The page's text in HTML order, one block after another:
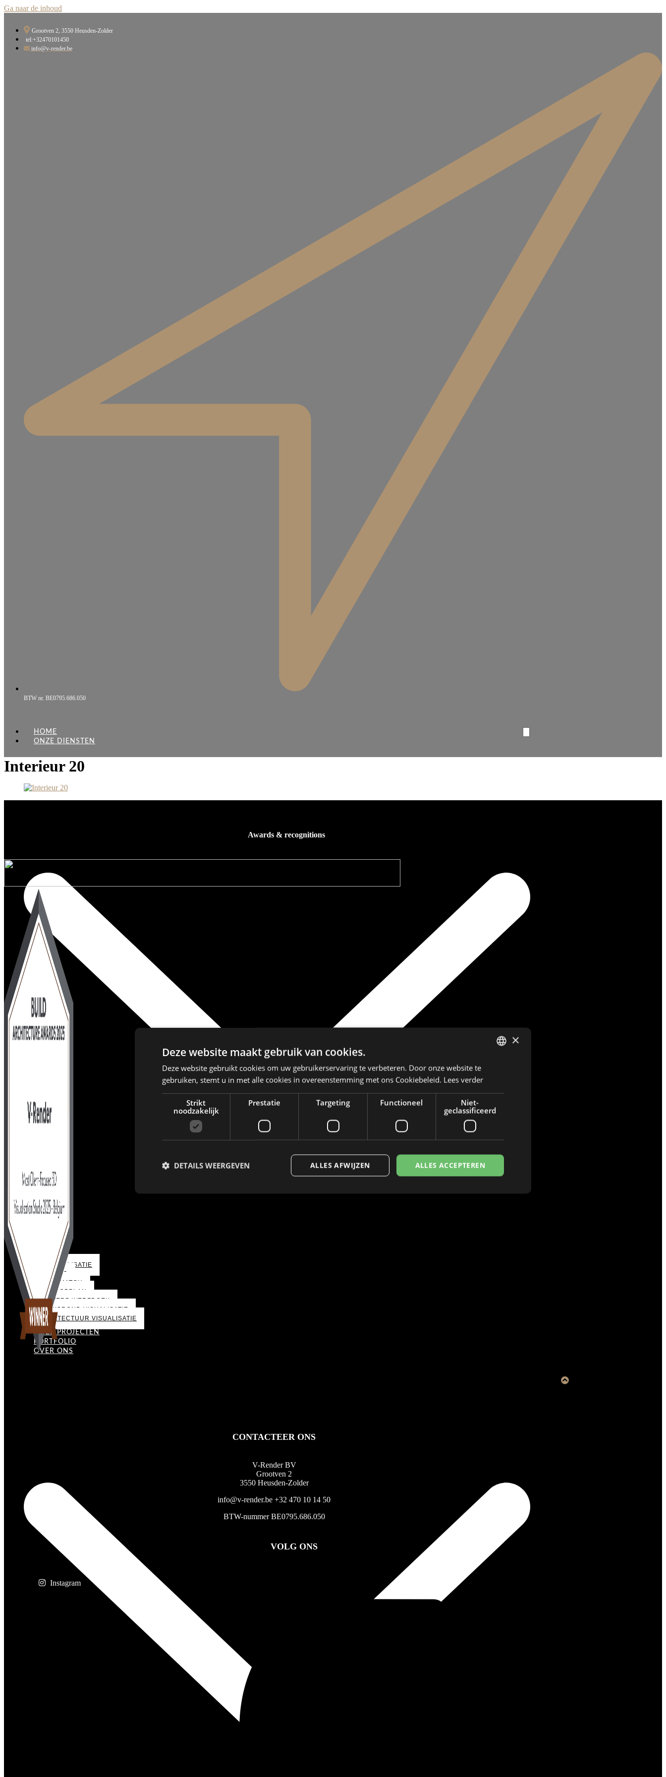
Ga naar de inhoud
Grootven 2, 3550 Heusden-Zolder​
tel:+32470101450
info@v-render.be
BTW nr. BE0795.686.050
HOME
ONZE DIENSTEN
3D VISUALISATIE
3D VIDEO
PHOTOMATCH
VERKOOPPLAN
ONTWERP WERFDOEK
BOUWGROND VISUALISATIE
ARCHITECTUUR VISUALISATIE
ONZE PROJECTEN
PORTFOLIO
OVER ONS
Interieur 20
Awards & recognitions
CONTACTEER ONS
V-Render BV
Grootven 2
3550 Heusden-Zolder
info@v-render.be +32 470 10 14 50
BTW-nummer BE0795.686.050
VOLG ONS
Instagram
×
Deze website maakt gebruik van cookies.
Deze website gebruikt cookies om uw gebruikerservaring te verbeteren. Door onze website te
gebruiken, stemt u in met alle cookies in overeenstemming met ons Cookiebeleid. Lees verder
Strikt
noodzakelijk
Prestatie Targeting Functioneel
Niet-
geclassificeerd
ALLES ACCEPTEREN
ALLES AFWIJZEN
DETAILS WEERGEVEN